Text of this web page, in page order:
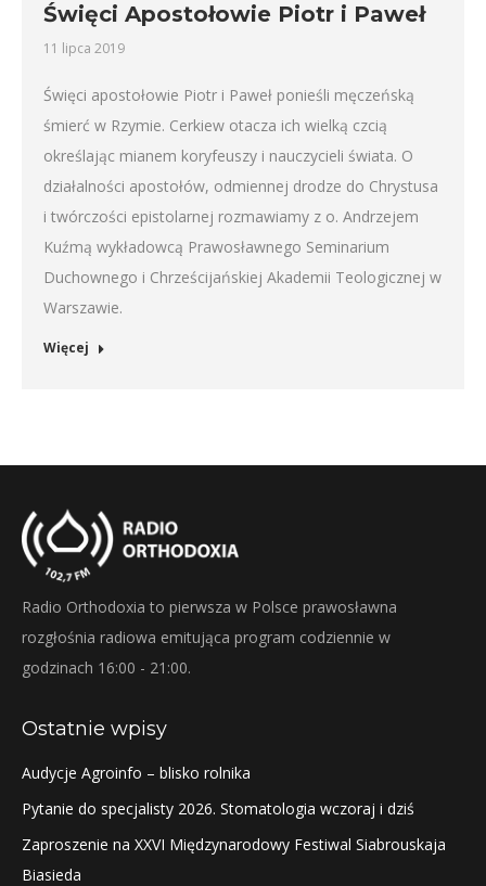
Święci Apostołowie Piotr i Paweł
11 lipca 2019
Święci apostołowie Piotr i Paweł ponieśli męczeńską
śmierć w Rzymie. Cerkiew otacza ich wielką czcią
określając mianem koryfeuszy i nauczycieli świata. O
działalności apostołów, odmiennej drodze do Chrystusa
i twórczości epistolarnej rozmawiamy z o. Andrzejem
Kuźmą wykładowcą Prawosławnego Seminarium
Duchownego i Chrześcijańskiej Akademii Teologicznej w
Warszawie.
Więcej
Radio Orthodoxia to pierwsza w Polsce prawosławna
rozgłośnia radiowa emitująca program codziennie w
godzinach 16:00 - 21:00.
Ostatnie wpisy
Audycje Agroinfo – blisko rolnika
Pytanie do specjalisty 2026. Stomatologia wczoraj i dziś
Zaproszenie na XXVI Międzynarodowy Festiwal Siabrouskaja
Biasieda